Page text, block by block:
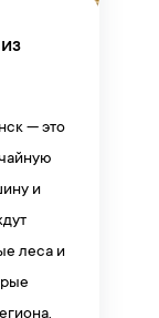
— это
и
леса и